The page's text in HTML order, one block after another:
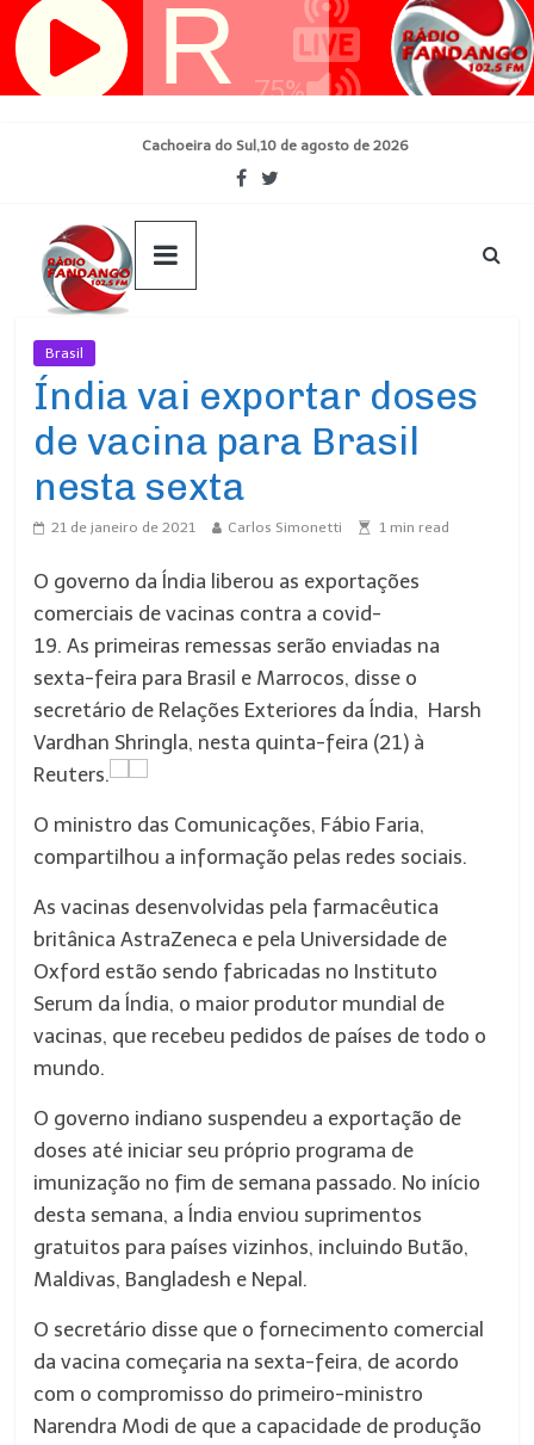
Pular
para
Cachoeira do Sul,10 de agosto de 2026
Brasil
Índia vai exportar doses
de vacina para Brasil
nesta sexta
21 de janeiro de 2021 Carlos Simonetti 1 min read
O governo da Índia liberou as exportações
comerciais de vacinas contra a covid-
19. As primeiras remessas serão enviadas na
sexta-feira para Brasil e Marrocos, disse o
secretário de Relações Exteriores da Índia, Harsh
Vardhan Shringla, nesta quinta-feira (21) à
Reuters.
O ministro das Comunicações, Fábio Faria,
compartilhou a informação pelas redes sociais.
As vacinas desenvolvidas pela farmacêutica
britânica AstraZeneca e pela Universidade de
Oxford estão sendo fabricadas no Instituto
Serum da Índia, o maior produtor mundial de
vacinas, que recebeu pedidos de países de todo o
mundo.
O governo indiano suspendeu a exportação de
doses até iniciar seu próprio programa de
imunização no fim de semana passado. No início
desta semana, a Índia enviou suprimentos
gratuitos para países vizinhos, incluindo Butão,
Maldivas, Bangladesh e Nepal.
O secretário disse que o fornecimento comercial
da vacina começaria na sexta-feira, de acordo
com o compromisso do primeiro-ministro
Narendra Modi de que a capacidade de produção